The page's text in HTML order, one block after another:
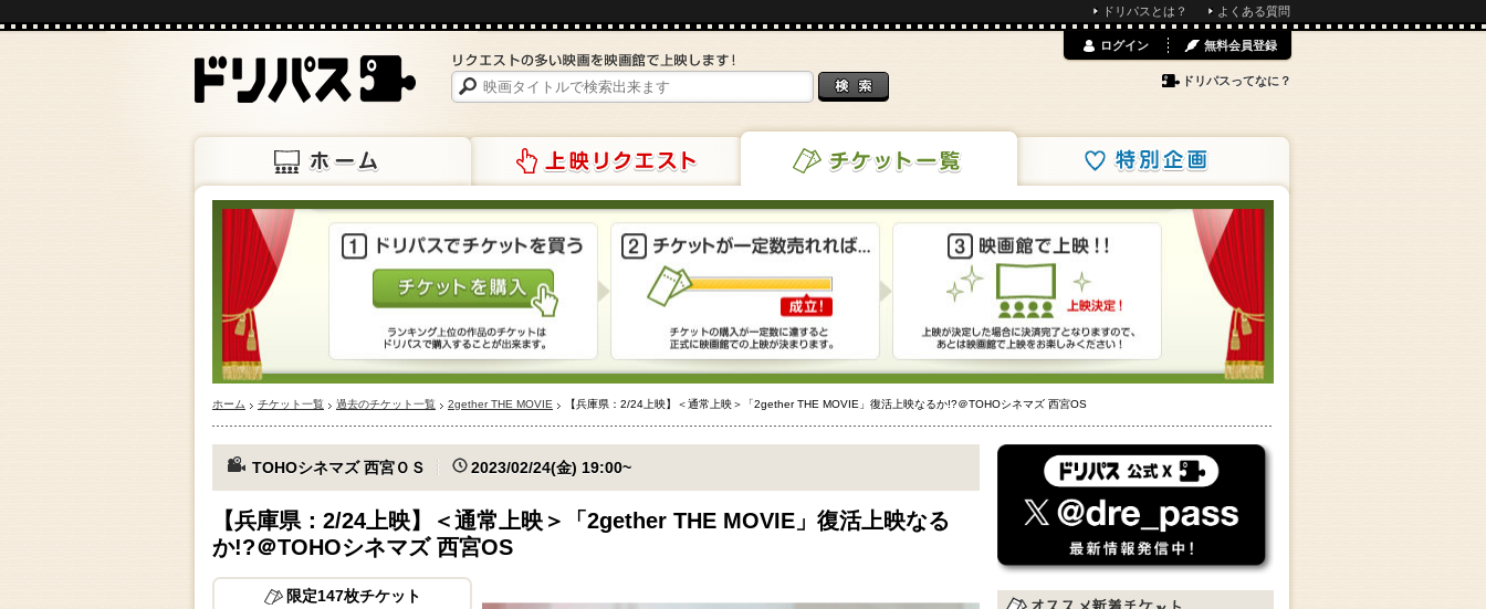
ドリパスとは？ よくある質問
上映リクエスト 特別企画
ログイン 無料会員登録
ドリパスってなに？
ホーム チケット一覧 過去のチケット一覧 2gether THE MOVIE 【兵庫県：2/24上映】＜通常上映＞「2gether THE MOVIE」復活上映なるか!?＠TOHOシネマズ 西宮OS
TOHOシネマズ 西宮ＯＳ 2023/02/24(金) 19:00~
【兵庫県：2/24上映】＜通常上映＞「2gether THE MOVIE」復活上映なる
か!?＠TOHOシネマズ 西宮OS
限定147枚チケット